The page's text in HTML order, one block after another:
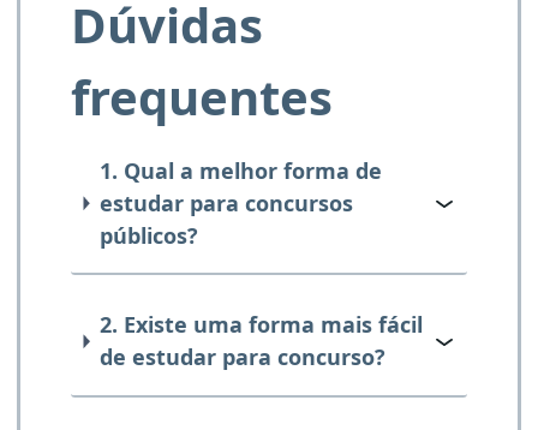
Dúvidas
frequentes
1. Qual a melhor forma de
estudar para concursos
públicos?
2. Existe uma forma mais fácil
de estudar para concurso?